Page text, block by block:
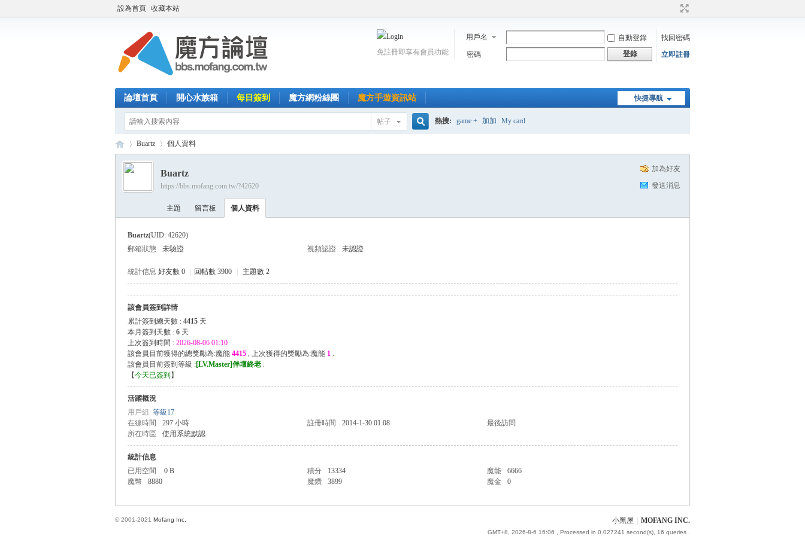
設為首頁 收藏本站
用戶名 自動登錄
找回密碼
密碼
登錄 立即註冊
免註冊即享有會員功能
快捷導航
論壇首頁 開心水族箱 每日簽到 魔方網粉絲團 魔方手遊資訊站
帖子 熱搜: game + 加加 My card
›
Buartz 個人資料
加為好友
發送消息
Buartz
https://bbs.mofang.com.tw/?42620
主題 留言板 個人資料
Buartz(UID: 42620)
郵箱狀態
未驗證 視頻認證 未認證
統計信息 好友數 0 回帖數 3900 主題數 2
該會員簽到詳情
累計簽到總天數 : 4415 天
本月簽到天數 : 6 天
上次簽到時間 : 2026-08-06 01:10
該會員目前獲得的總獎勵為:魔能 4415 , 上次獲得的獎勵為:魔能 1 .
該會員目前簽到等級 :[LV.Master]伴壇終老 .
【今天已簽到 】
活躍概況
用戶組 等級17
在線時間
297 小時 註冊時間 2014-1-30 01:08
最後訪問
所在時區
使用系統默認
統計信息
已用空間
0 B 積分 13334 魔能
6666
魔幣
8880 魔鑽 3899 魔金 0
小黑屋 MOFANG INC.
GMT+8, 2026-8-6 16:06 , Processed in 0.027241 second(s), 16 queries .
© 2001-2021 Mofang Inc.